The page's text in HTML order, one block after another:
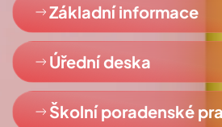
Základní informace
Úřední deska
Školní poradenské